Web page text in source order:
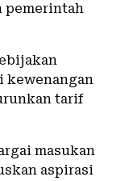
pemerintah
kewenangan
tarif
masukan
aspirasi